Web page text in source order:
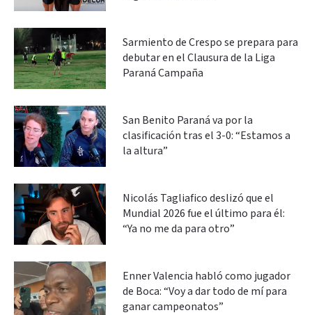
Sarmiento de Crespo se prepara para
debutar en el Clausura de la Liga
Paraná Campaña
San Benito Paraná va por la
clasificación tras el 3-0: “Estamos a
la altura”
Nicolás Tagliafico deslizó que el
Mundial 2026 fue el último para él:
“Ya no me da para otro”
Enner Valencia habló como jugador
de Boca: “Voy a dar todo de mí para
ganar campeonatos”